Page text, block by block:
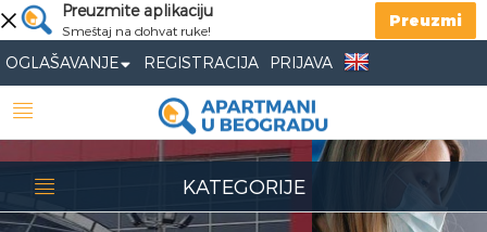
Preuzmite aplikaciju
Smeštaj na dohvat ruke!
Preuzmi
OGLAŠAVANJE REGISTRACIJA PRIJAVA
Previous
KATEGORIJE